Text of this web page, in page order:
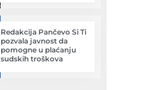
Redakcija Pančevo Si Ti
pozvala javnost da
pomogne u plaćanju
sudskih troškova